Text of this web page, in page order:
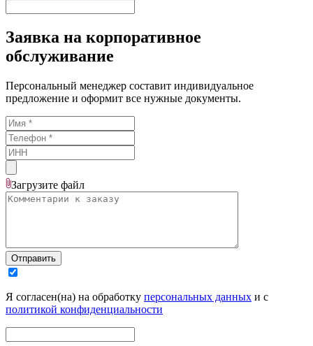
Заявка на корпоративное
обслуживание
Персональный менеджер составит индивидуальное
предложение и оформит все нужные документы.
Загрузите файл
Отправить
Я согласен(на) на обработку персональных данных и с
политикой конфиденциальности